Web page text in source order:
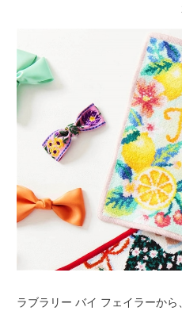
ラブラリー バイ フェイラーか